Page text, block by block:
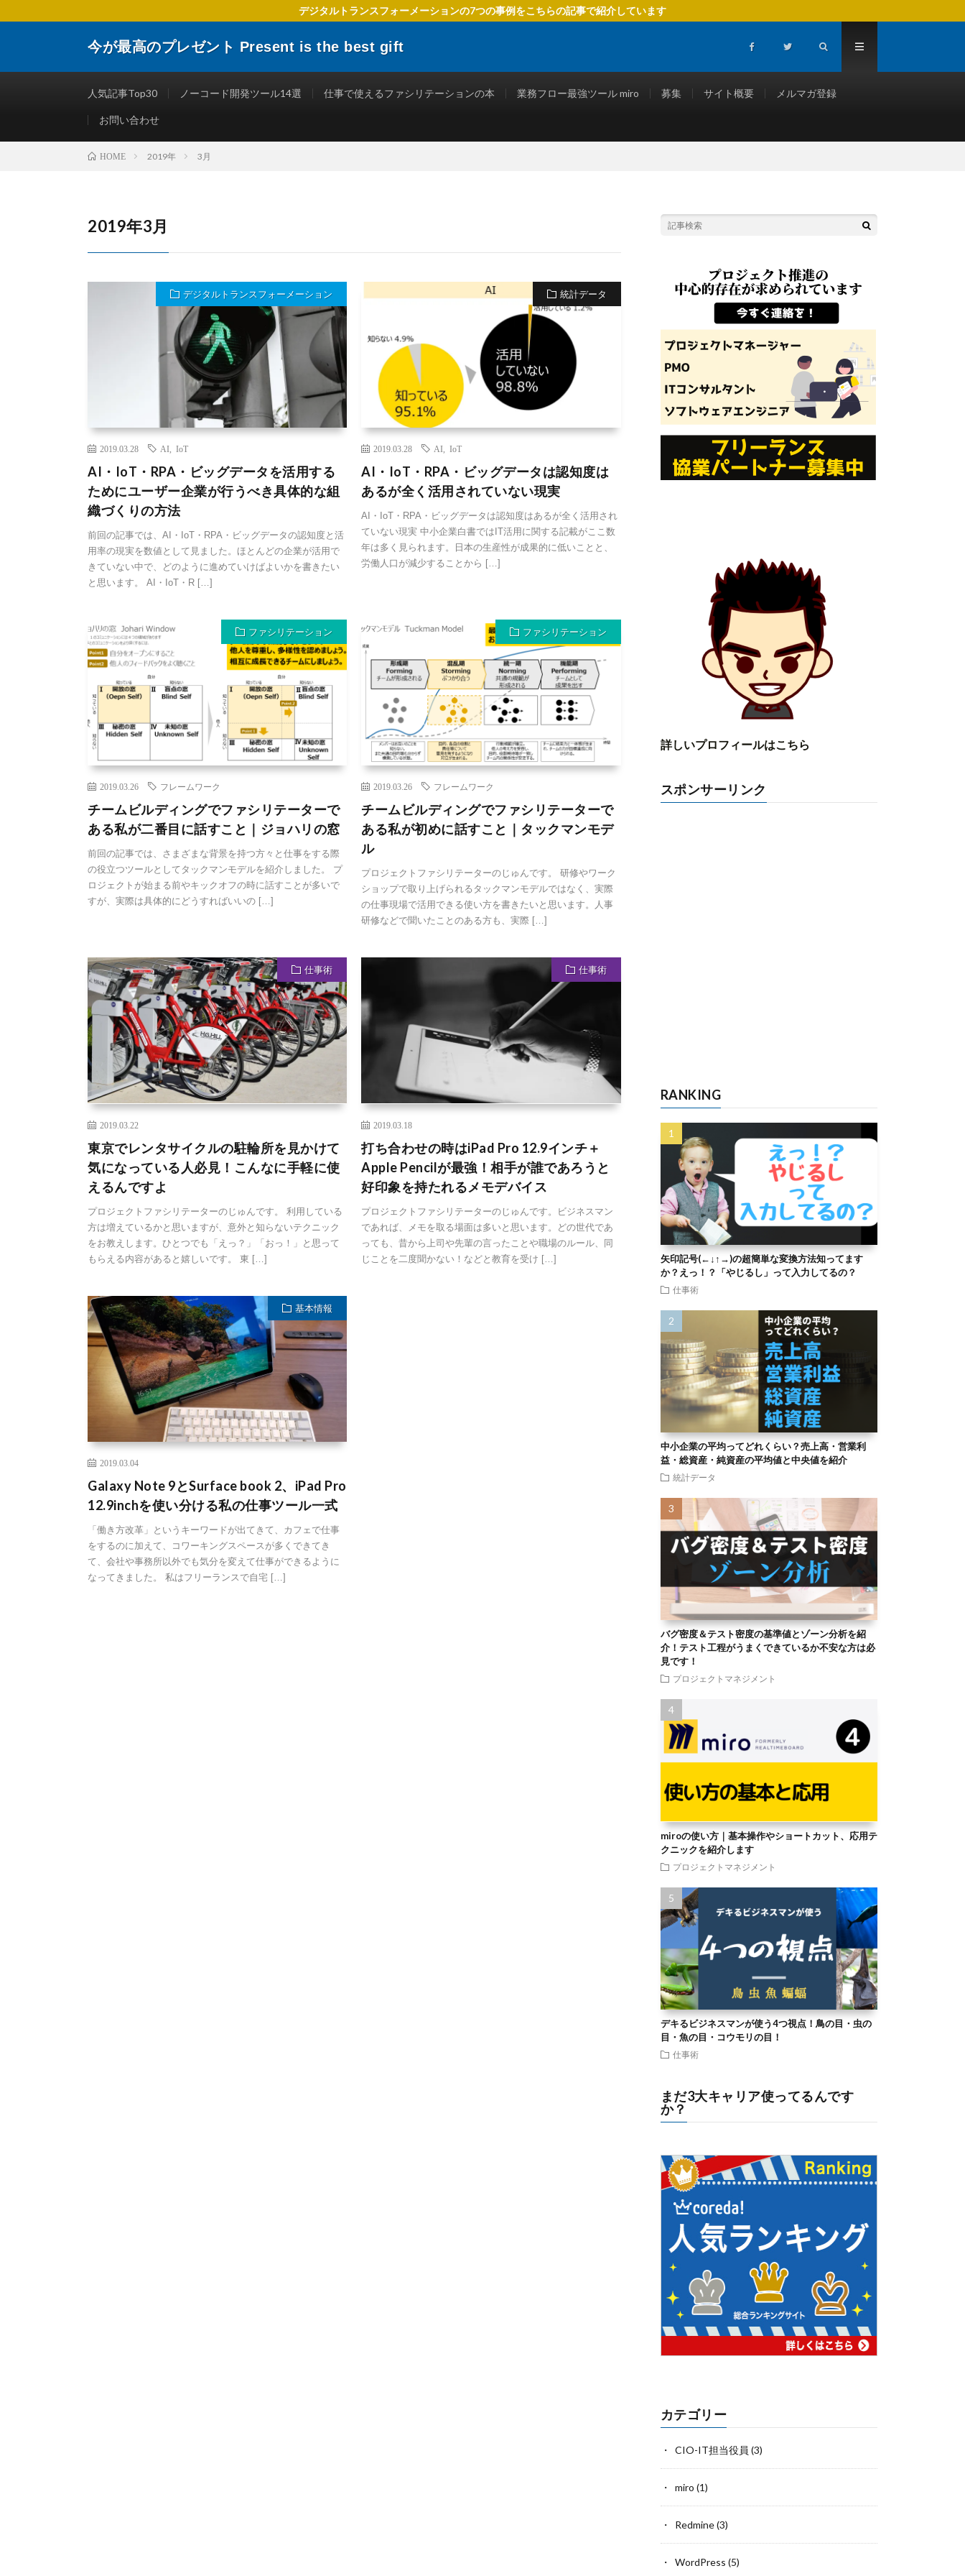
デジタルトランスフォーメーションの7つの事例をこちらの記事で紹介しています
今が最高のプレゼント Present is the best gift
楽しくする仕事術やITリテラシーを向上させるために役立つ情報を発信します。
人気記事Top30 ノーコード開発ツール14選 仕事で使えるファシリテーションの本 業務フロー最強ツール miro 募集 サイト概要 メルマガ登録
お問い合わせ
HOME 2019年 3月
2019年3月
デジタルトランスフォーメーション
2019.03.28 AI IoT
AI・IoT・RPA・ビッグデータを活用する
ためにユーザー企業が行うべき具体的な組
織づくりの方法
前回の記事では、AI・IoT・RPA・ビッグデータの認知度と活
用率の現実を数値として見ました。ほとんどの企業が活用で
きていない中で、どのように進めていけばよいかを書きたい
と思います。 AI・IoT・R […]
統計データ
2019.03.28 AI ,IoT
AI・IoT・RPA・ビッグデータは認知度は
あるが全く活用されていない現実
AI・IoT・RPA・ビッグデータは認知度はあるが全く活用され
ていない現実 中小企業白書ではIT活用に関する記載がここ数
年は多く見られます。日本の生産性が成果的に低いことと、
労働人口が減少することから […]
ファシリテーション
2019.03.26 フレームワーク
チームビルディングでファシリテーターで
ある私が二番目に話すこと｜ジョハリの窓
前回の記事では、さまざまな背景を持つ方々と仕事をする際
の役立つツールとしてタックマンモデルを紹介しました。 プ
ロジェクトが始まる前やキックオフの時に話すことが多いで
すが、実際は具体的にどうすればいいの […]
ファシリテーション
2019.03.26 フレームワーク
チームビルディングでファシリテーターで
ある私が初めに話すこと｜タックマンモデ
ル
プロジェクトファシリテーターのじゅんです。 研修やワーク
ショップで取り上げられるタックマンモデルではなく、実際
の仕事現場で活用できる使い方を書きたいと思います。人事
研修などで聞いたことのある方も、実際 […]
仕事術
2019.03.22
東京でレンタサイクルの駐輪所を見かけて
気になっている人必見！こんなに手軽に使
えるんですよ
プロジェクトファシリテーターのじゅんです。 利用している
方は増えているかと思いますが、意外と知らないテクニック
をお教えします。ひとつでも「えっ？」「おっ！」と思って
もらえる内容があると嬉しいです。 東 […]
仕事術
2019.03.18
打ち合わせの時はiPad Pro 12.9インチ＋
Apple Pencilが最強！相手が誰であろうと
好印象を持たれるメモデバイス
プロジェクトファシリテーターのじゅんです。ビジネスマン
であれば、メモを取る場面は多いと思います。どの世代であ
っても、昔から上司や先輩の言ったことや職場のルール、同
じことを二度聞かない！などと教育を受け […]
基本情報
2019.03.04
Galaxy Note 9とSurface book 2、iPad Pro
12.9inchを使い分ける私の仕事ツール一式
「働き方改革」というキーワードが出てきて、カフェで仕事
をするのに加えて、コワーキングスペースが多くできてき
て、会社や事務所以外でも気分を変えて仕事ができるように
なってきました。 私はフリーランスで自宅 […]
詳しいプロフィールはこちら
スポンサーリンク
RANKING
矢印記号(←↓↑→)の超簡単な変換方法知ってます
か？えっ！？「やじるし」って入力してるの？
仕事術
中小企業の平均ってどれくらい？売上高・営業利
益・総資産・純資産の平均値と中央値を紹介
統計データ
バグ密度＆テスト密度の基準値とゾーン分析を紹
介！テスト工程がうまくできているか不安な方は必
見です！
プロジェクトマネジメント
miroの使い方｜基本操作やショートカット、応用テ
クニックを紹介します
プロジェクトマネジメント
デキるビジネスマンが使う4つ視点！鳥の目・虫の
目・魚の目・コウモリの目！
仕事術
まだ3大キャリア使ってるんです
か？
カテゴリー
CIO-IT担当役員 (3)
miro (1)
Redmine(3)
WordPress (5)